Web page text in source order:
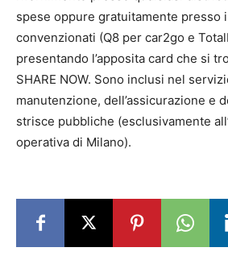
spese oppure gratuitamente presso
convenzionati (Q8 per car2go e
presentando l’apposita card che si
SHARE NOW. Sono inclusi nel
manutenzione, dell’assicurazione e
strisce pubbliche (esclusivamente
operativa di Milano).